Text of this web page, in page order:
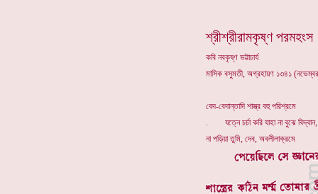
শ্রীশ্রীরামকৃষ্ণ পরমহংস
কবি নবকৃষ্ণ ভট্টাচার্য
মাসিক বসুমতী, অগ্রহায়ণ ১৩৪১
বেদ-বেদান্তাদি শাস্ত্র বহু পরিশ্রমে
. যত্নে চর্চা করি যাহা না বুঝে বিদ্বান,
না পড়িয়া তুমি, দেব, অবলীলাক্রমে